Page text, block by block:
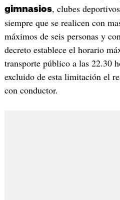
gimnasios, clubes
siempre que se realicen con
máximos de seis personas y
decreto establece el horario
transporte público a las 22.30
excluido de esta limitación el
con conductor.